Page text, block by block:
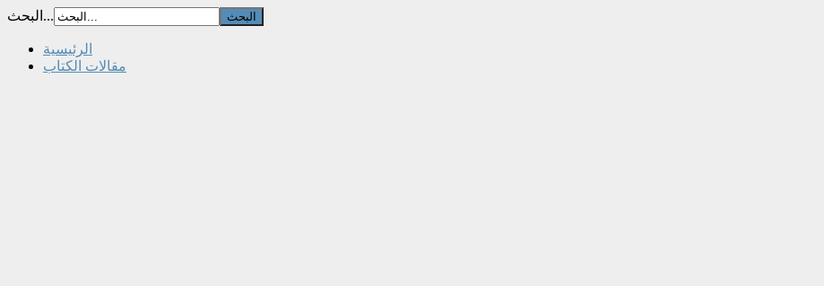
البحث...
الرئيسية
مقالات الكتاب